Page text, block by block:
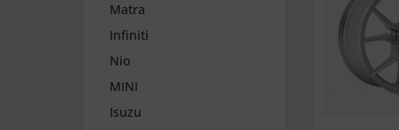
Matra
Infiniti
Nio
MINI
Isuzu